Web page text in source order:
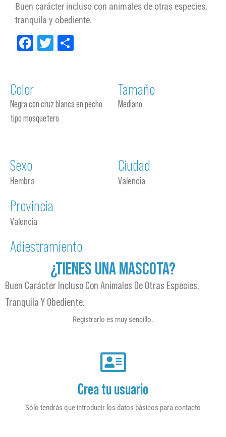
Buen carácter incluso con animales de otras especies,
tranquila y obediente.
Facebook
Twitter
Color
Negra con cruz blanca en pecho
tipo mosquetero
Tamaño
Mediano
Sexo
Hembra
Ciudad
Valencia
Provincia
Valencia
Adiestramiento
¿TIENES UNA MASCOTA?
Buen Carácter Incluso Con Animales De Otras Especies,
Tranquila Y Obediente.
Registrarlo es muy sencillo.
Crea tu usuario
Sólo tendrás que introducir los datos básicos para contacto